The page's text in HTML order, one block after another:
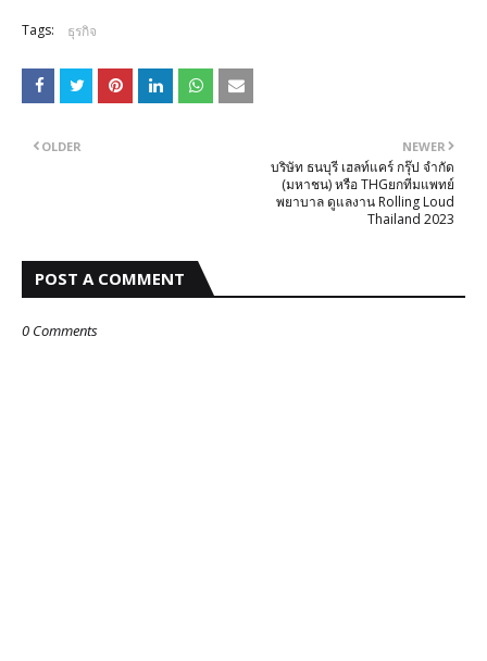
Tags: ธุรกิจ
NEWER
บริษัท ธนบุรี เฮลท์แคร์ กรุ๊ป จำกัด
(มหาชน) หรือ THGยกทีมแพทย์
พยาบาล ดูแลงาน Rolling Loud
Thailand 2023
OLDER
POST A COMMENT
0 Comments